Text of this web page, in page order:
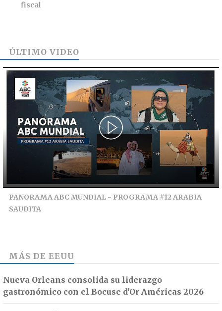
fiscal
ÚLTIMO VIDEO
PANORAMA ABC MUNDIAL - PROGRAMA #12 ARABIA
SAUDITA
MÁS DE EEUU
Nueva Orleans consolida su liderazgo
gastronómico con el Bocuse d'Or Américas 2026